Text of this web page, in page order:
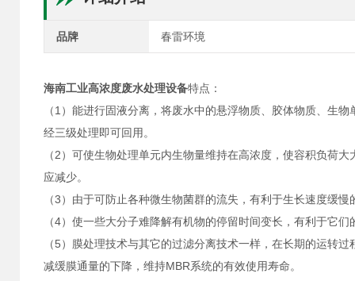
品牌 春雷环境
海南工业高浓度废水处理设备特点：
（1）能进行固液分离，将废水中的悬浮物质、胶体物质、生
经三级处理即可回用。
（2）可使生物处理单元内生物量维持在高浓度，使容积负荷
应减少。
（3）由于可防止各种微生物菌群的流失，有利于生长速度缓
（4）使一些大分子难降解有机物的停留时间变长，有利于它们
（5） 膜处理技术与其它的过滤分离技术一样，在长期的运转
减缓膜通量的下降，维持MBR系统的有效使用寿命。